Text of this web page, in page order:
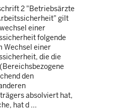
2 "Betriebsärzte
gilt
einer
folgende
Wechsel einer
die die
den
absolviert hat,
hat d ...